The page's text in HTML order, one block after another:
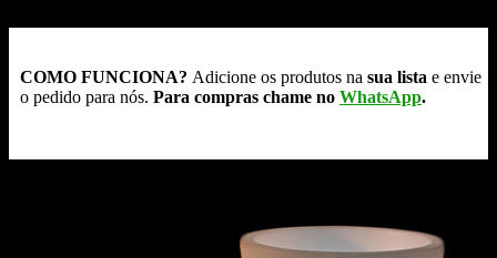
COMO FUNCIONA? Adicione os produtos na sua lista e envie
o pedido para nós. Para compras chame no WhatsApp.